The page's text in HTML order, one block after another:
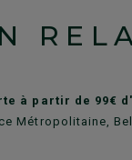
à partir de 99€
Métropolitaine,